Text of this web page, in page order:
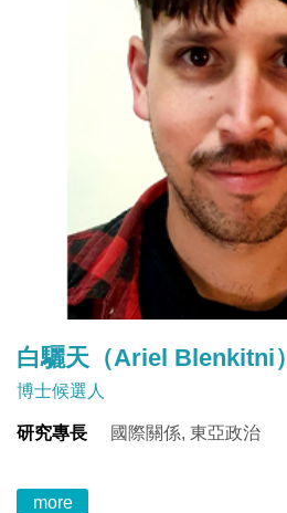
白驪天（Ariel Blenkitni）
博士候選人
研究專長 國際關係, 東亞政治
more